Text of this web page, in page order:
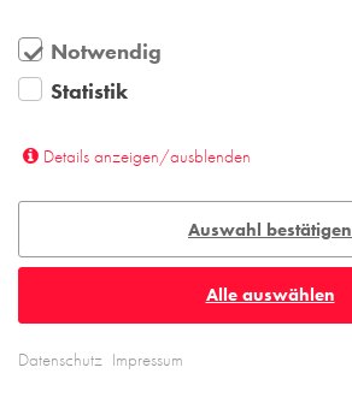
Notwendig
Statistik
Details anzeigen/ausblenden
Auswahl bestätigen
Alle auswählen
Datenschutz Impressum